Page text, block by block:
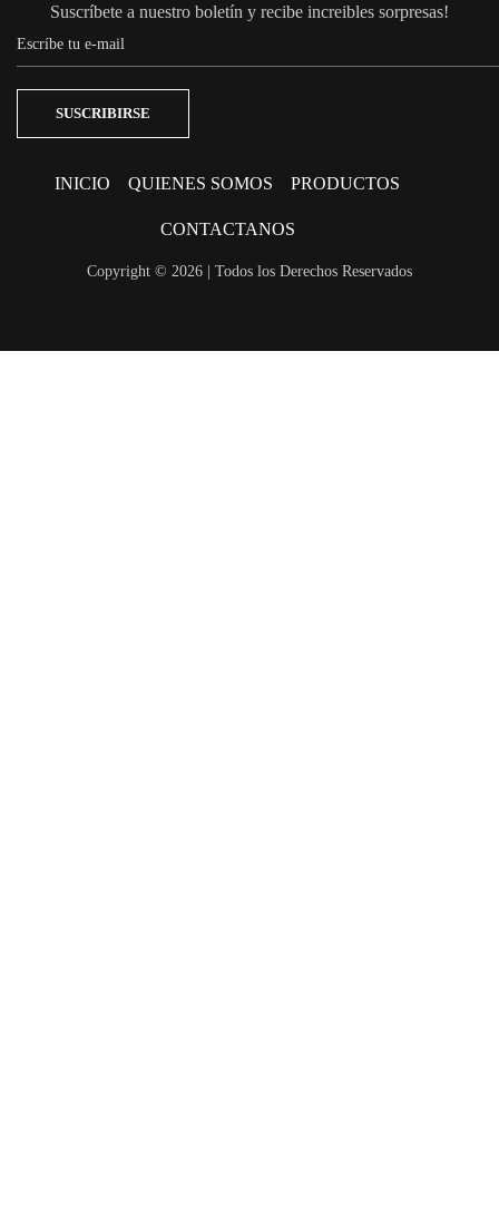
Suscríbete a nuestro boletín y recibe increibles sorpresas!
INICIO QUIENES SOMOS PRODUCTOS
CONTACTANOS
Copyright © 2026 | Todos los Derechos Reservados